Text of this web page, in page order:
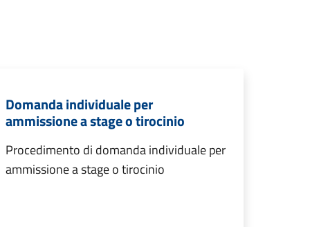
Domanda individuale per
ammissione a stage o tirocinio
Procedimento di domanda individuale per
ammissione a stage o tirocinio